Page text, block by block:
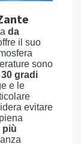
da
il suo
sono
gradi
e le
evitare
più